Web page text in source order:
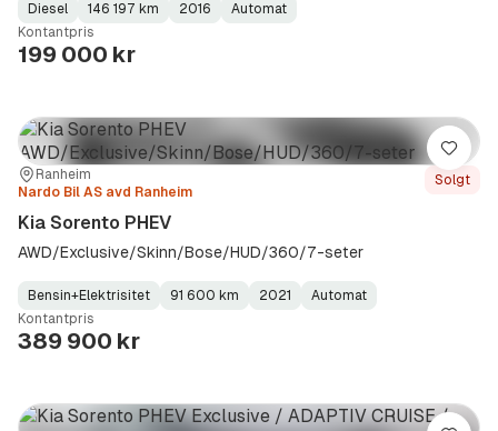
Fuel
Type:
Diesel
Kilometerstand:
146 197 km
Model
Year:
2016
Gearbox
Type:
Automat
Kontantpris
199 000 kr
Sted:Ranheim
Forhandler:
Nardo Bil AS avd Ranheim
Solgt
Kia Sorento PHEV
AWD/Exclusive/Skinn/Bose/HUD/360/7-seter
Fuel
Type:
Bensin+Elektrisitet
Kilometerstand: 91 600 km
Model
Year:
2021
Gearbox
Type:
Automat
Kontantpris
389 900 kr
Lagre